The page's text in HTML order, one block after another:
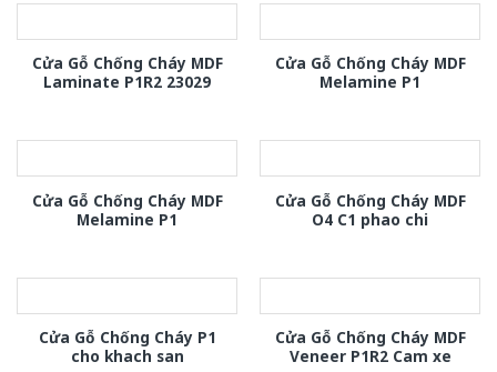
Cửa Gỗ Chống Cháy MDF
Laminate P1R2 23029
Cửa Gỗ Chống Cháy MDF
Melamine P1
Cửa Gỗ Chống Cháy MDF
Melamine P1
Cửa Gỗ Chống Cháy MDF
O4 C1 phao chi
Cửa Gỗ Chống Cháy P1
cho khach san
Cửa Gỗ Chống Cháy MDF
Veneer P1R2 Cam xe